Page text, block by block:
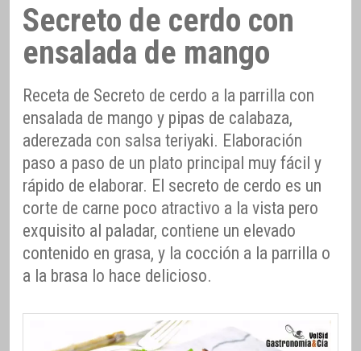
Secreto de cerdo con
ensalada de mango
Receta de Secreto de cerdo a la parrilla con
ensalada de mango y pipas de calabaza,
aderezada con salsa teriyaki. Elaboración
paso a paso de un plato principal muy fácil y
rápido de elaborar. El secreto de cerdo es un
corte de carne poco atractivo a la vista pero
exquisito al paladar, contiene un elevado
contenido en grasa, y la cocción a la parrilla o
a la brasa lo hace delicioso.